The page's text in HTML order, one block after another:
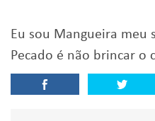
Eu sou Mangueira meu
Pecado é não brincar o